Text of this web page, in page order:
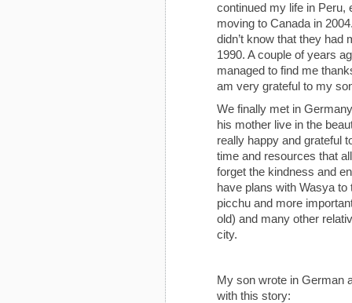
continued my life in Peru,
moving to Canada in
didn’t know that they had
1990. A couple of years
managed to find me
am very grateful to my
We finally met in
his mother live in the
really happy and grateful
time and resources that
forget the kindness and
have plans with Wasya
picchu and more
old) and many other
city.
My son wrote in German
with this story: